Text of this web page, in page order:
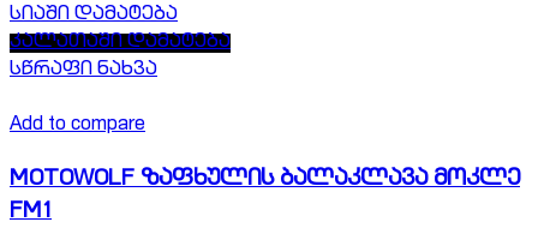
სიაში დამატება
კალათაში დამატება
სწრაფი ნახვა
Add to compare
MOTOWOLF ზაფხულის ბალაკლავა მოკლე
FM1